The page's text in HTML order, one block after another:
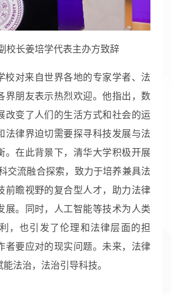
校长姜培学代表主办方致辞
校对来自世界各地的专家学者、法
界朋友表示热烈欢迎。他指出，数
改变了人们的生活方式和社会的运
法律界迫切需要探寻科技发展与法
。在此背景下，清华大学积极开展
交流融合探索，致力于培养兼具法
前瞻视野的复合型人才，助力法律
展。同时，人工智能等技术为人类
，也引发了伦理和法律层面的担
者要应对的现实问题。未来，法律
法治，法治引导科技。